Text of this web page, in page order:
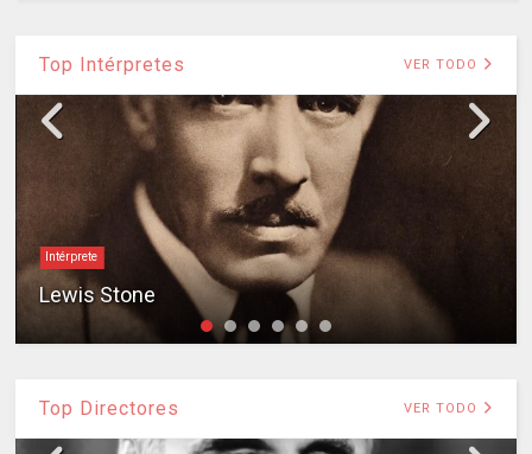
Top Intérpretes VER TODO
Intérprete
Lewis Stone
Top Directores VER TODO